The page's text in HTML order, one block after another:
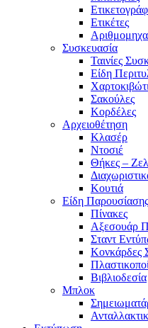
Ετικέτες
Συσκευασία
Ταινίες
Είδη
Σακούλες
Κορδέλες
Αρχειοθέτηση
Κλασέρ
Ντοσιέ
Θήκες –
Κουτιά
Είδη Παρουσίασης
Πίνακες
Αξεσουάρ
Σταντ
Κονκάρδες
Βιβλιοδεσία
Μπλοκ